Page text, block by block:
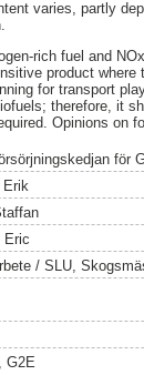
varies, partly
rich fuel and
product
for transport
therefore, it
Opinions on
för
Erik
Eric
/ SLU,
G2E